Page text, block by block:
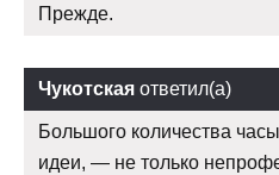
Прежде.
Чукотская ответил(а)
Большого количества
идеи, — не только